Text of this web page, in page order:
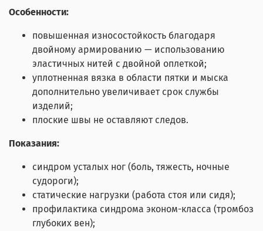
Особенности:
повышенная износостойкость благодаря
двойному армированию — использованию
эластичных нитей с двойной оплеткой;
уплотненная вязка в области пятки и мыска
дополнительно увеличивает срок службы
изделий;
плоские швы не оставляют следов.
Показания:
синдром усталых ног (боль, тяжесть, ночные
судороги);
статические нагрузки (работа стоя или сидя);
профилактика синдрома эконом-класса (тромбоз
глубоких вен);